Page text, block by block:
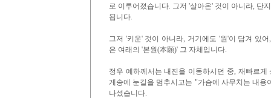
로 이루어졌습니다. 그저 '살아온' 것이 아니라, 단
됩니다.
그저 '키운' 것이 아니라, 거기에도 '원'이 담겨 있
은 여래의 '본원(本願)' 그 자체입니다.
정우 예하께서는 내진을 이동하시던 중, 재빠르
게송에 눈길을 멈추시고는 "가슴에 사무치는 내
나셨습니다.